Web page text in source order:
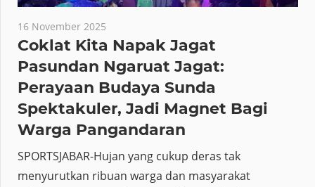
16 November 2025
Coklat Kita Napak Jagat
Pasundan Ngaruat Jagat:
Perayaan Budaya Sunda
Spektakuler, Jadi Magnet Bagi
Warga Pangandaran
SPORTSJABAR-Hujan yang cukup deras tak
menyurutkan ribuan warga dan masyarakat